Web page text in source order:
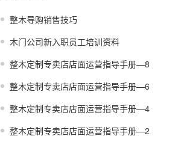
整木导购销售技巧
木门公司新入职员工培训资料
整木定制专卖店店面运营指导手册—8
整木定制专卖店店面运营指导手册—6
整木定制专卖店店面运营指导手册—4
整木定制专卖店店面运营指导手册—2